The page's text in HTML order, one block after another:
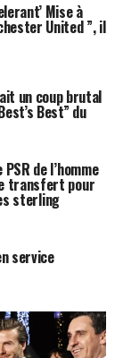
Mise à
United ”, il
un coup brutal
Best” du
de l’homme
transfert pour
sterling
service